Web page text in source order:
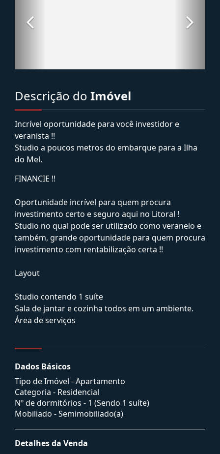
Descrição do Imóvel
Incrível oportunidade para você investidor e
veranista !!
Studio a poucos metros do embarque para a Ilha
do Mel.
FINANCIE !!
Oportunidade incrível para quem procura
investimento certo e seguro aqui no Litoral !
Studio no qual pode ser utilizado como veraneio e
também, grande oportunidade para quem procura
investimento com rentabilização certa !!
Layout
Studio contendo 1 suíte
Sala de jantar e cozinha todos em um ambiente.
Área de serviços
Dados Básicos
Tipo de Imóvel - Apartamento
Categoria - Residencial
Nº de dormitórios - 1 (Sendo 1 suíte)
Mobiliado - Semimobiliado(a)
Detalhes da Venda